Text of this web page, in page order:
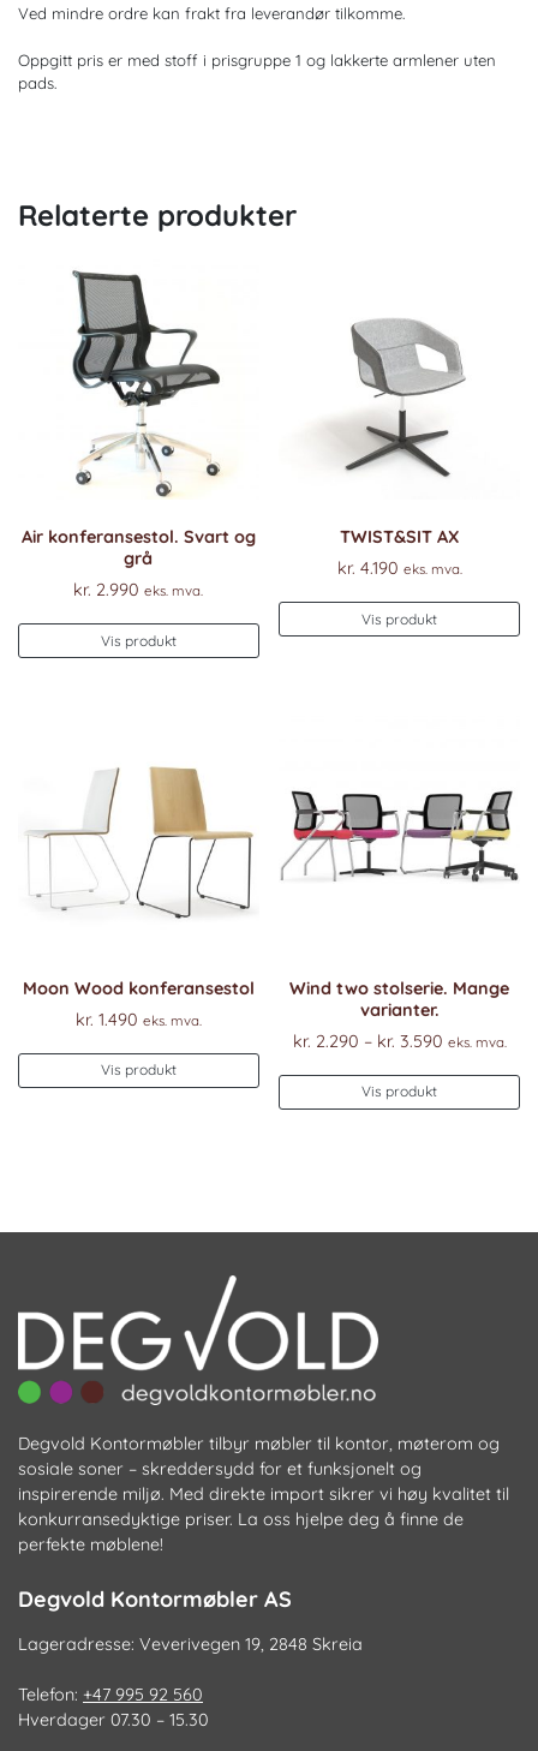
Ved mindre ordre kan frakt fra leverandør tilkomme.
Oppgitt pris er med stoff i prisgruppe 1 og lakkerte armlener uten
pads.
Relaterte produkter
Air konferansestol. Svart og
grå
kr. 2.990 eks. mva.
Vis produkt
TWIST&SIT AX
kr. 4.190 eks. mva.
Vis produkt
Moon Wood konferansestol
kr. 1.490 eks. mva.
Vis produkt
Wind two stolserie. Mange
varianter.
kr. 2.290 – kr. 3.590
kr. 3.590
eks. mva.
Vis produkt
Degvold Kontormøbler tilbyr møbler til kontor, møterom og
sosiale soner – skreddersydd for et funksjonelt og
inspirerende miljø. Med direkte import sikrer vi høy kvalitet til
konkurransedyktige priser. La oss hjelpe deg å finne de
perfekte møblene!
Degvold Kontormøbler AS
Lageradresse: Veverivegen 19, 2848 Skreia
Telefon: +47 995 92 560
Hverdager 07.30 – 15.30